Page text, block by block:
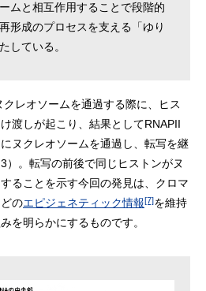
ムと相互作用することで段階的
形成のプロセスを支える「ゆり
している。
レオソームを通過する際に、ヒス
渡しが起こり、結果としてRNAPII
ヌクレオソームを通過し、転写を継
）。転写の前後で同じヒストンがヌ
ることを示す今回の発見は、クロマ
のエピジェネティック情報[7]を維持
を明らかにするものです。